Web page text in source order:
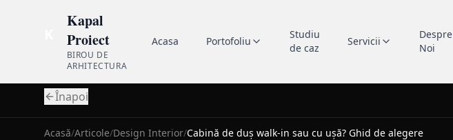
Kapal
Proiect
BIROU DE
ARHITECTURA
Acasa Portofoliu
Studiu
de caz
Servicii
Despre
Noi
Înapoi
Acasă/Articole/Design Interior/Cabină de duș walk-in sau cu ușă? Ghid de alegere